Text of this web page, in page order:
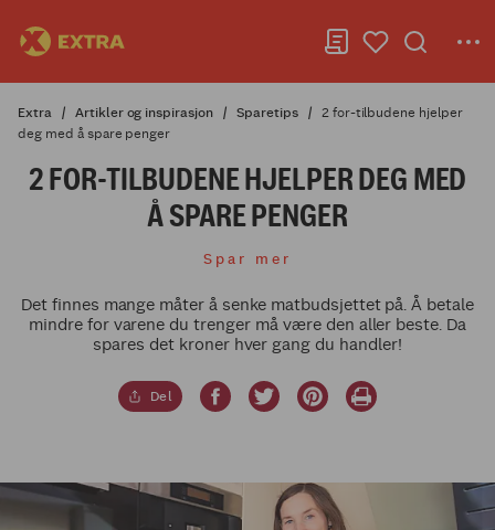
Extra Artikler og inspirasjon Sparetips
2 for-tilbudene hjelper
deg med å spare penger
2 FOR-TILBUDENE HJELPER DEG MED
Å SPARE PENGER
Spar mer
Det finnes mange måter å senke matbudsjettet på. Å betale
mindre for varene du trenger må være den aller beste. Da
spares det kroner hver gang du handler!
Del